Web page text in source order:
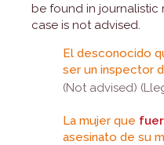
be found in journalistic
case is not advised.
El desconocido
ser un inspector
(Not advised)
La mujer que
asesinato de su